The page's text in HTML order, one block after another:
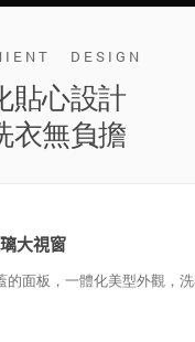
DESIGN
貼心設計
衣無負擔
大視窗
的面板，一體化美型外觀，